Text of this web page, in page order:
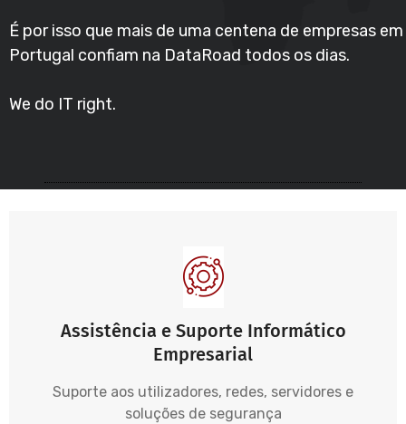
É por isso que mais de uma centena de empresas em
Portugal confiam na DataRoad todos os dias.
We do IT right.
Assistência e Suporte Informático
Empresarial
Suporte aos utilizadores, redes, servidores e
soluções de segurança